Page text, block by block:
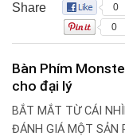
Share 0
0
Bàn Phím
cho đại lý
BẮT MẮT TỪ CÁI
ĐÁNH GIÁ MỘT SẢN